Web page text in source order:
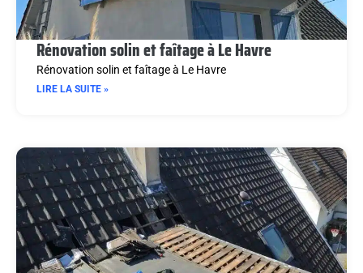
Rénovation solin et faîtage à Le Havre
Rénovation solin et faîtage à Le Havre
LIRE LA SUITE »